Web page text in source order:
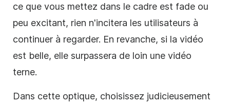
ce que vous mettez dans le cadre est fade ou
peu excitant, rien n'incitera les utilisateurs à
continuer à regarder. En revanche, si la vidéo
est belle, elle surpassera de loin une vidéo
terne.
Dans cette optique, choisissez judicieusement